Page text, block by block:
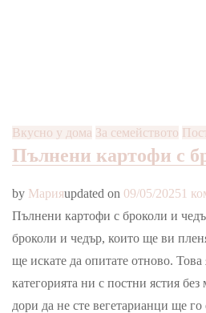
Вкусно у дома За семейството
Пълнени картофи с
by Марияupdated on 09/05/20251
Пълнени картофи с броколи и
броколи и чедър, които ще ви
ще искате да опитате отново. Това
категорията ни с постни ястия
дори да не сте вегетарианци ще